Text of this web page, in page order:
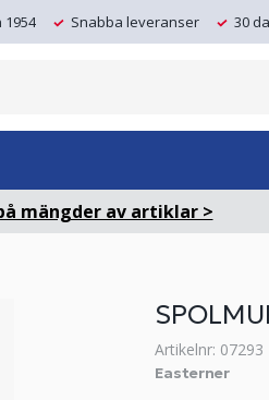
Snabba leveranser 30
mängder av artiklar >
Artikelnr: 07293
Easterner